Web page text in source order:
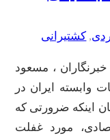
, کشتیرانی
، مسعود
وابسته ایران در
اینکه ضرورتی که
مورد غفلت